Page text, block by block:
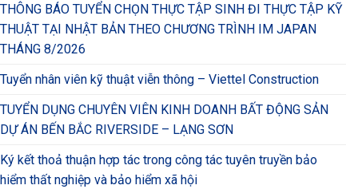
THÔNG BÁO TUYỂN CHỌN THỰC TẬP SINH ĐI THỰC TẬP KỸ
THUẬT TẠI NHẬT BẢN THEO CHƯƠNG TRÌNH IM JAPAN
THÁNG 8/2026
Tuyển nhân viên kỹ thuật viễn thông – Viettel Construction
TUYỂN DỤNG CHUYÊN VIÊN KINH DOANH BẤT ĐỘNG SẢN
DỰ ÁN BẾN BẮC RIVERSIDE – LẠNG SƠN
Ký kết thoả thuận hợp tác trong công tác tuyên truyền bảo
hiểm thất nghiệp và bảo hiểm xã hội